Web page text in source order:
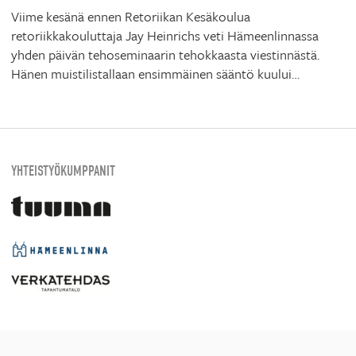
Viime kesänä ennen Retoriikan Kesäkoulua
retoriikkakouluttaja Jay Heinrichs veti Hämeenlinnassa
yhden päivän tehoseminaarin tehokkaasta viestinnästä.
Hänen muistilistallaan ensimmäinen sääntö kuului…
YHTEISTYÖKUMPPANIT